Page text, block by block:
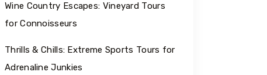
Wine Country Escapes: Vineyard Tours
for Connoisseurs
Thrills & Chills: Extreme Sports Tours for
Adrenaline Junkies